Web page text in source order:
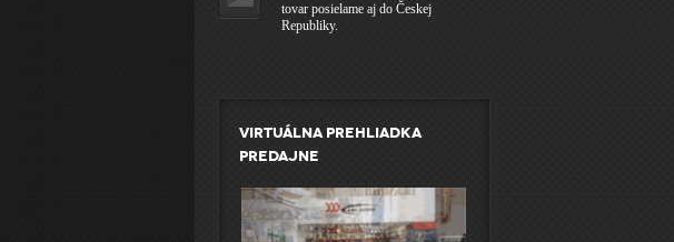
tovar posielame aj do Českej
Republiky.
Virtuálna prehliadka
predajne